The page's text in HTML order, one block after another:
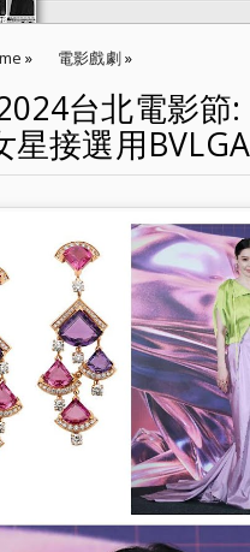
» 電影戲劇»
北電影節: 6.劉品言、曾珮瑜、徐
台北電影
星接選用